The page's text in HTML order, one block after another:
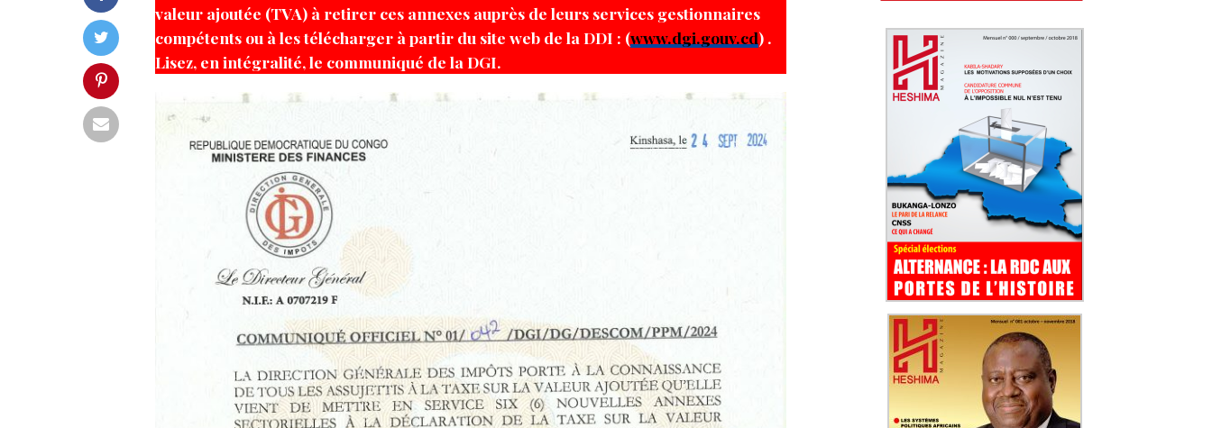
valeur ajoutée (TVA) à retirer ces annexes auprès de leurs services gestionnaires
compétents ou à les télécharger à partir du site web de la DDI : (www.dgi.gouv.cd) .
Lisez, en intégralité, le communiqué de la DGI.